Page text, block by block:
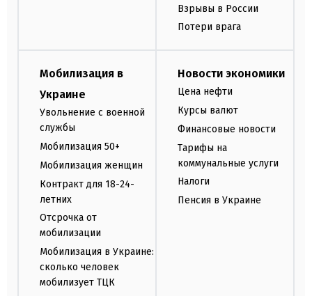
Взрывы в России
Потери врага
Мобилизация в
Украине
Увольнение с военной
службы
Мобилизация 50+
Мобилизация женщин
Контракт для 18-24-
летних
Отсрочка от
мобилизации
Мобилизация в Украине:
сколько человек
мобилизует ТЦК
Новости экономики
Цена нефти
Курсы валют
Финансовые новости
Тарифы на
коммунальные услуги
Налоги
Пенсия в Украине